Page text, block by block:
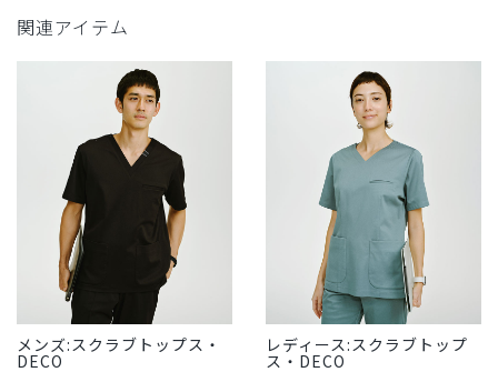
関連アイテム
メンズ:スクラブトップス・
DECO
レディース:スクラブトップ
ス・DECO